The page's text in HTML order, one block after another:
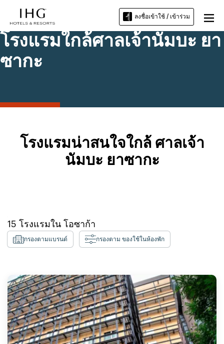
ลงชื่อเข้าใช้ / เข้าร่วม
โรงแรมใกล้ศาลเจ้านัมบะ ยา
ซากะ
โรงแรมน่าสนใจใกล้ ศาลเจ้า
นัมบะ ยาซากะ
15 โรงแรมใน โอซาก้า
กรองตามแบรนด์ กรองตาม ของใช้ในห้องพัก